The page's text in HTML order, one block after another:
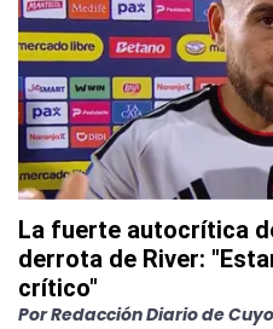
La fuerte autocrítica
derrota de River:
crítico"
PorRedacción Diario de Cuyo